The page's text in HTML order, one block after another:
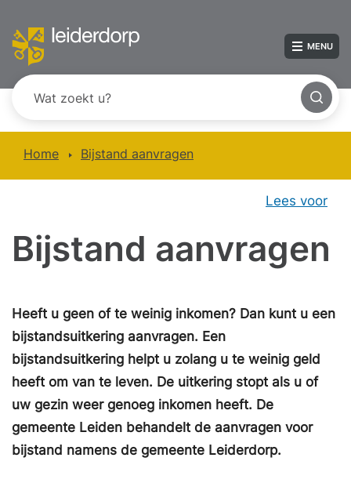
MENU
Home Bijstand aanvragen
Lees voor
Bijstand aanvragen
Heeft u geen of te weinig inkomen? Dan kunt u een
bijstandsuitkering aanvragen. Een
bijstandsuitkering helpt u zolang u te weinig geld
heeft om van te leven. De uitkering stopt als u of
uw gezin weer genoeg inkomen heeft. De
gemeente Leiden behandelt de aanvragen voor
bijstand namens de gemeente Leiderdorp.